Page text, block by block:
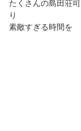
たくさんの島田荘
り
素敵すぎる時間を